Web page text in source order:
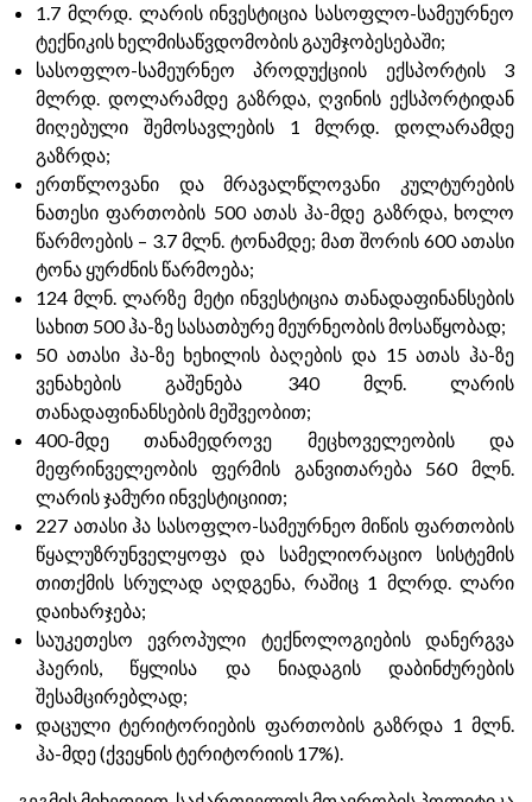
1.7 მლრდ. ლარის ინვესტიცია სასოფლო-სამეურნეო
ტექნიკის ხელმისაწვდომობის გაუმჯობესებაში;
სასოფლო-სამეურნეო პროდუქციის ექსპორტის 3
მლრდ. დოლარამდე გაზრდა, ღვინის ექსპორტიდან
მიღებული შემოსავლების 1 მლრდ. დოლარამდე
გაზრდა;
ერთწლოვანი და მრავალწლოვანი კულტურების
ნათესი ფართობის 500 ათას ჰა-მდე გაზრდა, ხოლო
წარმოების – 3.7 მლნ. ტონამდე; მათ შორის 600 ათასი
ტონა ყურძნის წარმოება;
124 მლნ. ლარზე მეტი ინვესტიცია თანადაფინანსების
სახით 500 ჰა-ზე სასათბურე მეურნეობის მოსაწყობად;
50 ათასი ჰა-ზე ხეხილის ბაღების და 15 ათას ჰა-ზე
ვენახების გაშენება 340 მლნ. ლარის
თანადაფინანსების მეშვეობით;
400-მდე თანამედროვე მეცხოველეობის და
მეფრინველეობის ფერმის განვითარება 560 მლნ.
ლარის ჯამური ინვესტიციით;
227 ათასი ჰა სასოფლო-სამეურნეო მიწის ფართობის
წყალუზრუნველყოფა და სამელიორაციო სისტემის
თითქმის სრულად აღდგენა, რაშიც 1 მლრდ. ლარი
დაიხარჯება;
საუკეთესო ევროპული ტექნოლოგიების დანერგვა
ჰაერის, წყლისა და ნიადაგის დაბინძურების
შესამცირებლად;
დაცული ტერიტორიების ფართობის გაზრდა 1 მლნ.
ჰა-მდე (ქვეყნის ტერიტორიის 17%).